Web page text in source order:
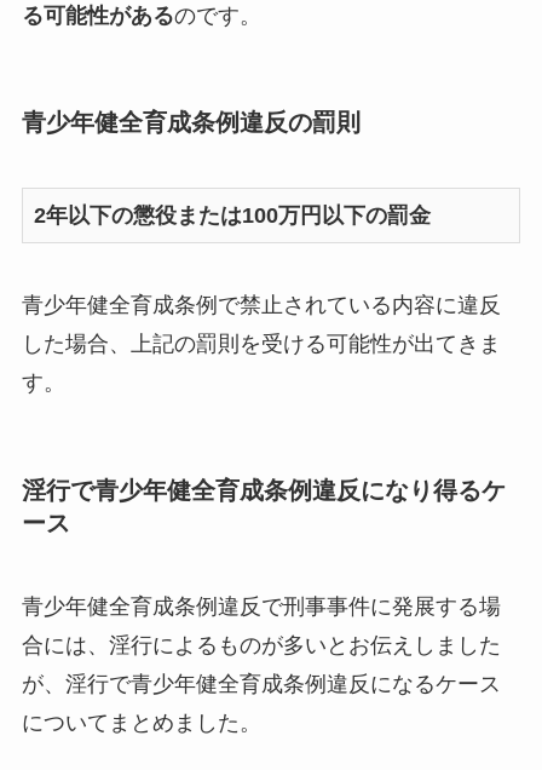
る可能性があるのです。
青少年健全育成条例違反の罰則
2年以下の懲役または100万円以下の罰金
青少年健全育成条例で禁止されている内容に違反
した場合、上記の罰則を受ける可能性が出てきま
す。
淫行で青少年健全育成条例違反になり得るケ
ース
青少年健全育成条例違反で刑事事件に発展する場
合には、淫行によるものが多いとお伝えしました
が、淫行で青少年健全育成条例違反になるケース
についてまとめました。